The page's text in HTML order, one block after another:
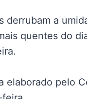
derrubam a
quentes do
elaborado pelo